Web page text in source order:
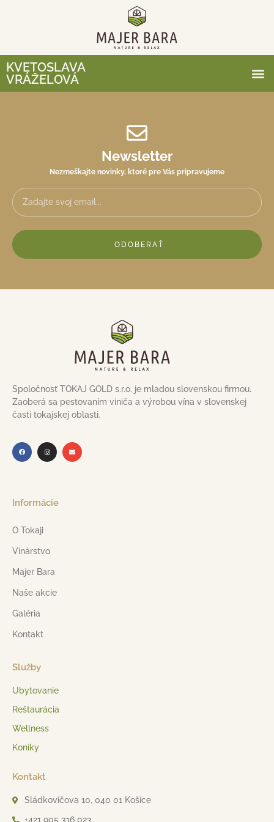
KVETOSLAVA
VRÁŽELOVÁ
Newsletter
Nezmeškajte novinky, ktoré pre Vás pripravujeme
ODOBERAŤ
Spoločnosť TOKAJ GOLD s.r.o. je mladou slovenskou firmou.
Zaoberá sa pestovaním viniča a výrobou vína v slovenskej
časti tokajskej oblasti.
Informácie
O Tokaji
Vinárstvo
Majer Bara
Naše akcie
Galéria
Kontakt
Služby
Ubytovanie
Reštaurácia
Wellness
Koníky
Kontakt
Sládkovičova 10, 040 01 Košice
+421 905 316 023